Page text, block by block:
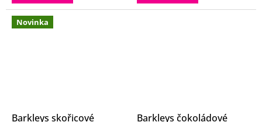
hvězdiček.
hvězdiček.
Novinka
Barkleys skořicové
Barkleys čokoládové